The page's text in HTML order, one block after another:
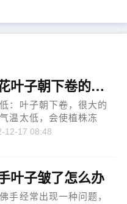
长春花叶子朝下卷的原因
：叶子朝下卷，很大的
温太低，会使植株冻
及时将植株移到室内，
种情况，要移到光线能
的地方。不适应：刚上盆
新...
12-17 08:48
叶子皱了怎么办
手经常出现一种问题，